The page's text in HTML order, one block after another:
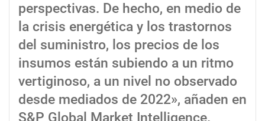
perspectivas. De hecho, en medio de
la crisis energética y los trastornos
del suministro, los precios de los
insumos están subiendo a un ritmo
vertiginoso, a un nivel no observado
desde mediados de 2022», añaden en